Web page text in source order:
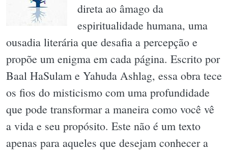
direta ao âmago da
espiritualidade humana, uma
ousadia literária que desafia a percepção e
propõe um enigma em cada página. Escrito por
Baal HaSulam e Yahuda Ashlag, essa obra tece
os fios do misticismo com uma profundidade
que pode transformar a maneira como você vê
a vida e seu propósito. Este não é um texto
apenas para aqueles que desejam conhecer a